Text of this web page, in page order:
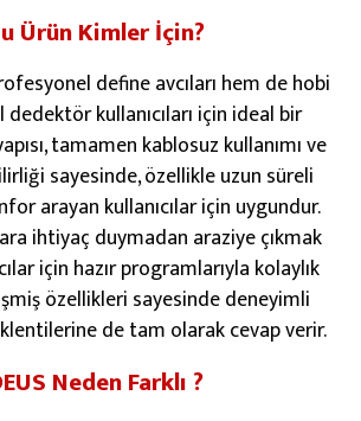
Ürün Kimler İçin?
define avcıları hem de hobi
kullanıcıları için ideal bir
tamamen kablosuz kullanımı ve
sayesinde, özellikle uzun süreli
arayan kullanıcılar için uygundur.
ihtiyaç duymadan araziye çıkmak
için hazır programlarıyla kolaylık
özellikleri sayesinde deneyimli
de tam olarak cevap verir.
Neden Farklı ?